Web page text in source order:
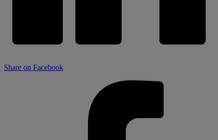
Share on Facebook